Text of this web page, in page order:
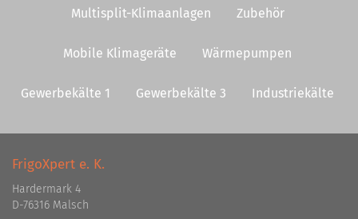
Multisplit-Klimaanlagen Zubehör
Mobile Klimageräte Wärmepumpen
Gewerbekälte 1 Gewerbekälte 3 Industriekälte
FrigoXpert e. K.
Hardermark 4
D-76316 Malsch